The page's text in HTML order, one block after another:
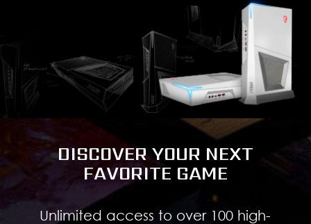
DISCOVER YOUR NEXT
FAVORITE GAME
Unlimited access to over 100 high-